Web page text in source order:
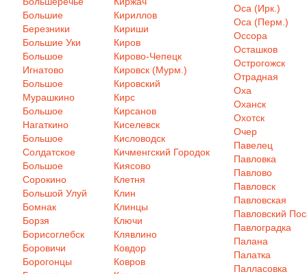
Большие
Березники
Большие Уки
Большое
Игнатово
Большое
Мурашкино
Большое
Нагаткино
Большое
Солдатское
Большое
Сорокино
Большой Улуй
Бомнак
Борзя
Борисоглебск
Боровичи
Борогонцы
Кириллов
Кириши
Киров
Кирово-Чепецк
Кировск (Мурм.)
Кировский
Кирс
Кирсанов
Киселевск
Кисловодск
Кичменгский Городок
Киясово
Клетня
Клин
Клинцы
Ключи
Клявлино
Ковдор
Ковров
Оса (Ирк.)
Оса (Перм.)
Оссора
Осташков
Острогожск
Отрадная
Оха
Оханск
Охотск
Очер
Павелец
Павловка
Павлово
Павловск
Павловская
Павловский
Павлоградка
Палана
Палатка
Палласовка